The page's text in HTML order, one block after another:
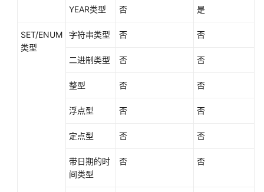
YEAR类型 否 是
SET/ENUM
类型
字符串类型 否 否
二进制类型 否 否
整型 否 否
浮点型 否 否
定点型 否 否
带日期的时
间类型
否 否